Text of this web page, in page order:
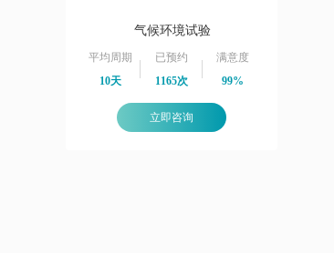
气候环境试验
平均周期
10天
已预约
1165次
满意度
99%
立即咨询